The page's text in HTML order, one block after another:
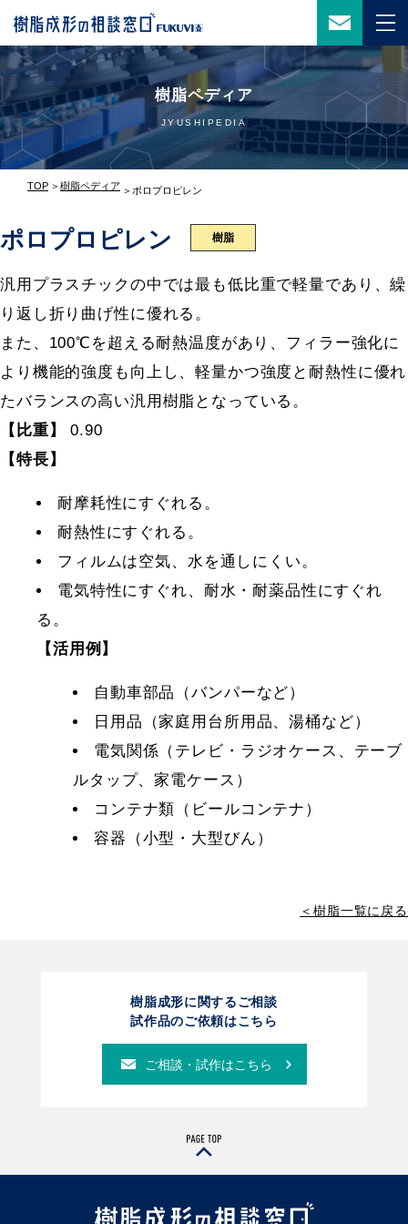
樹脂ペディア
JYUSHIPEDIA
TOP 樹脂ペディア ポロプロピレン
ポロプロピレン 樹脂
汎用プラスチックの中では最も低比重で軽量であり、繰
り返し折り曲げ性に優れる。
また、100℃を超える耐熱温度があり、フィラー強化に
より機能的強度も向上し、軽量かつ強度と耐熱性に優れ
たバランスの高い汎用樹脂となっている。
【比重】
0.90
【特長】
耐摩耗性にすぐれる。
耐熱性にすぐれる。
フィルムは空気、水を通しにくい。
電気特性にすぐれ、耐水・耐薬品性にすぐれ
る。
【活用例】
自動車部品（バンパーなど）
日用品（家庭用台所用品、湯桶など）
電気関係（テレビ・ラジオケース、テーブ
ルタップ、家電ケース）
コンテナ類（ビールコンテナ）
容器（小型・大型びん）
＜樹脂一覧に戻る
樹脂成形に関するご相談
試作品のご依頼はこちら
ご相談・試作はこちら